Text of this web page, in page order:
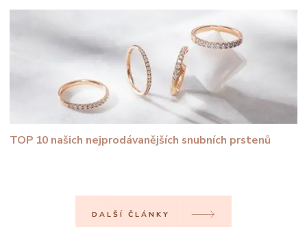
TOP 10 našich nejprodávanějších snubních prstenů
DALŠÍ ČLÁNKY